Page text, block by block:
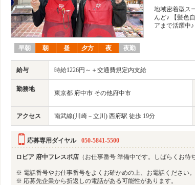
早朝 朝 昼 夕方 夜 夜勤
地域密着型ス
んど♪ 【髪色
アまで活躍中
給与 時給1226円～＋交通費規定内支給
勤務地
東京都 府中市 その他府中市
アクセス 南武線(川崎－立川) 西府駅 徒歩 19分
応募専用ダイヤル 050-5841-5500
ロピア 府中フレスポ店 （お仕事番号 準備中です。しばらくお待
※ 電話番号やお仕事番号をよくお確かめの上、お電話ください。
※ 応募先企業から折返しの電話がある可能性があります。